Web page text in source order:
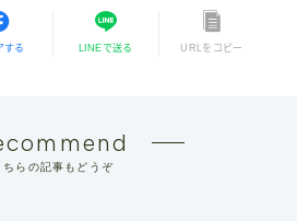
する LINEで送る URLをコピー
ちらの記事もどうぞ